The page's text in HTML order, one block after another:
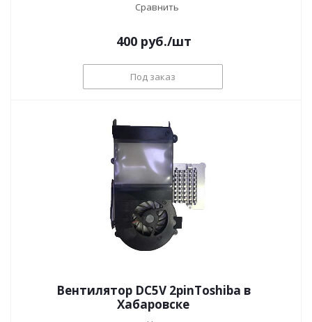
Сравнить
400руб./шт
Под заказ
Вентилятор DC5V 2pinToshiba в
Хабаровске